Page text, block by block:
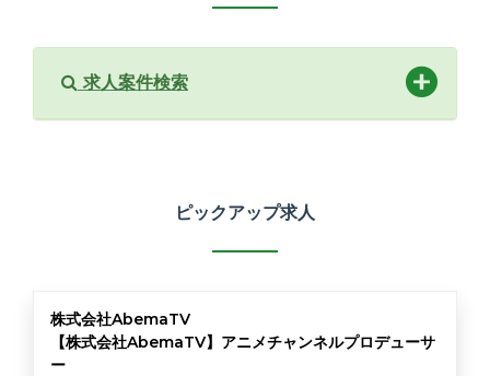
求人案件検索
ピックアップ求人
株式会社AbemaTV
【株式会社AbemaTV】アニメチャンネルプロデューサ
ー